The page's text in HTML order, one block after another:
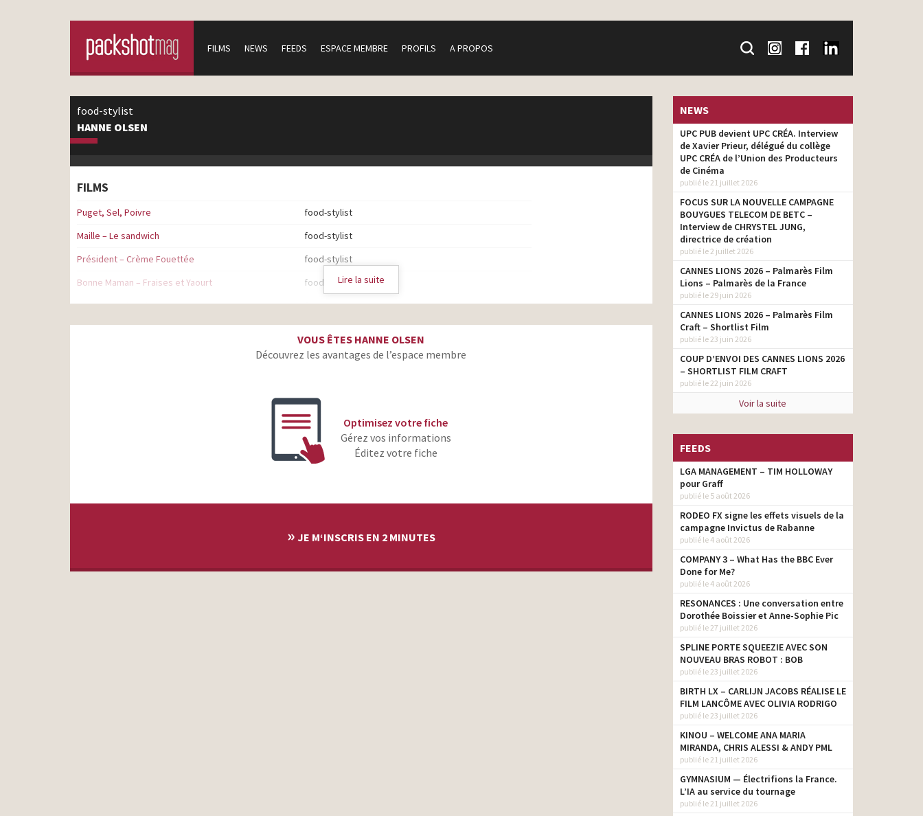
FILMS NEWS FEEDS ESPACE MEMBRE PROFILS A PROPOS
food-stylist
HANNE OLSEN
FILMS
Puget, Sel, Poivre
food-stylist
Maille – Le sandwich
food-stylist
Président – Crème Fouettée
food-stylist
Bonne Maman – Fraises et Yaourt
food-stylist
Le temps Labeyrie
food-stylist
McDonald’s – Victoire royale, Best of Royal
food-stylist
food-stylist
food-stylist
Domino’s – Savez-vous pourquoi nos pizzas sont si
food-stylist
Santé Publique – Réconcilier alimentation santé et
food-stylist
food-stylist
Lire la suite
VOUS ÊTES HANNE OLSEN
Découvrez les avantages de l’espace membre
Optimisez votre fiche
Gérez vos informations
Éditez votre fiche
» JE M‘INSCRIS EN 2 MINUTES
NEWS
UPC PUB devient UPC CRÉA. Interview
de Xavier Prieur, délégué du collège
UPC CRÉA de l’Union des Producteurs
de Cinéma
publié le 21 juillet 2026
FOCUS SUR LA NOUVELLE CAMPAGNE
BOUYGUES TELECOM DE BETC –
Interview de CHRYSTEL JUNG,
directrice de création
publié le 2 juillet 2026
CANNES LIONS 2026 – Palmarès Film
Lions – Palmarès de la France
publié le 29 juin 2026
CANNES LIONS 2026 – Palmarès Film
Craft – Shortlist Film
publié le 23 juin 2026
COUP D’ENVOI DES CANNES LIONS 2026
– SHORTLIST FILM CRAFT
publié le 22 juin 2026
Voir la suite
FEEDS
LGA MANAGEMENT – TIM HOLLOWAY
pour Graff
publié le 5 août 2026
RODEO FX signe les effets visuels de la
campagne Invictus de Rabanne
publié le 4 août 2026
COMPANY 3 – What Has the BBC Ever
Done for Me?
publié le 4 août 2026
RESONANCES : Une conversation entre
Dorothée Boissier et Anne-Sophie Pic
publié le 27 juillet 2026
SPLINE PORTE SQUEEZIE AVEC SON
NOUVEAU BRAS ROBOT : BOB
publié le 23 juillet 2026
BIRTH LX – CARLIJN JACOBS RÉALISE LE
FILM LANCÔME AVEC OLIVIA RODRIGO
publié le 23 juillet 2026
KINOU – WELCOME ANA MARIA
MIRANDA, CHRIS ALESSI & ANDY PML
publié le 21 juillet 2026
GYMNASIUM — Électrifions la France.
L’IA au service du tournage
publié le 21 juillet 2026